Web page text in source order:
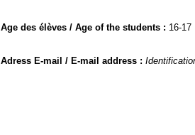
Age des élèves / Age of the students : 16-17
Adress E-mail / E-mail address :